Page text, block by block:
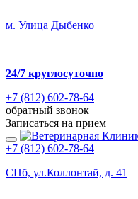
м. Улица Дыбенко
24/7 круглосуточно
+7 (812) 602-78-64
обратный звонок
Записаться на прием
+7 (812) 602-78-64
СПб, ул.Коллонтай, д. 41